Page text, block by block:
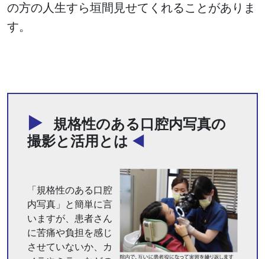
の方の人生すら垣間見せてくれることがありま
す。
規格性のある口腔内写真の
撮影と活用とは
「規格性のある口腔
内写真」と簡単に言
いますが、患者さん
に苦痛や負担を感じ
させていないか、カ